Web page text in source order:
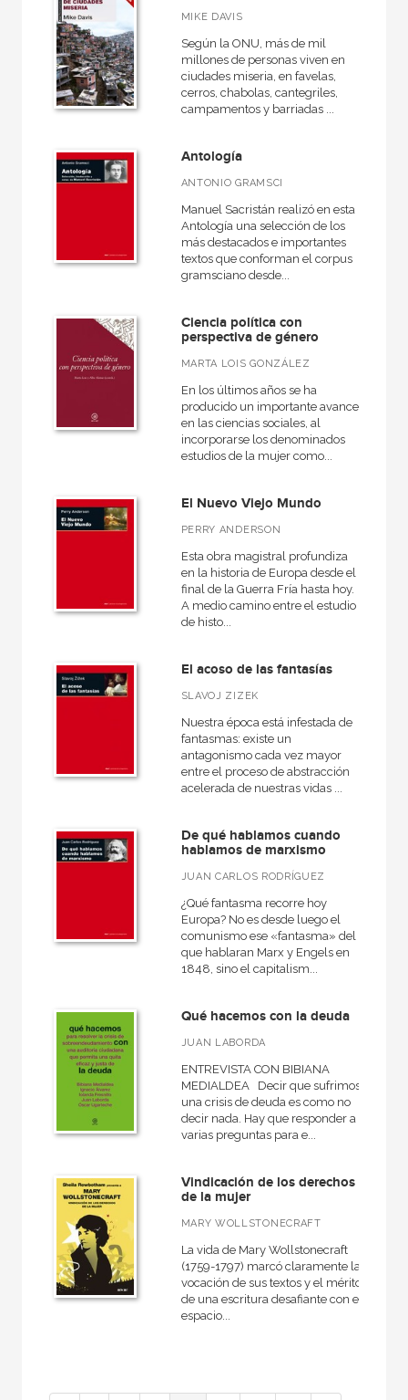
MIKE DAVIS
Según la ONU, más de mil
millones de personas viven en
ciudades miseria, en favelas,
cerros, chabolas, cantegriles,
campamentos y barriadas ...
Antología
ANTONIO GRAMSCI
Manuel Sacristán realizó en esta
Antología una selección de los
más destacados e importantes
textos que conforman el corpus
gramsciano desde...
Ciencia política con
perspectiva de género
MARTA LOIS GONZÁLEZ
En los últimos años se ha
producido un importante avance
en las ciencias sociales, al
incorporarse los denominados
estudios de la mujer como...
El Nuevo Viejo Mundo
PERRY ANDERSON
Esta obra magistral profundiza
en la historia de Europa desde el
final de la Guerra Fría hasta hoy.
A medio camino entre el estudio
de histo...
El acoso de las fantasías
SLAVOJ ZIZEK
Nuestra época está infestada de
fantasmas: existe un
antagonismo cada vez mayor
entre el proceso de abstracción
acelerada de nuestras vidas ...
De qué hablamos cuando
hablamos de marxismo
JUAN CARLOS RODRÍGUEZ
¿Qué fantasma recorre hoy
Europa? No es desde luego el
comunismo ese «fantasma» del
que hablaran Marx y Engels en
1848, sino el capitalism...
Qué hacemos con la deuda
JUAN LABORDA
ENTREVISTA CON BIBIANA
MEDIALDEA Decir que sufrimos
una crisis de deuda es como no
decir nada. Hay que responder a
varias preguntas para e...
Vindicación de los derechos
de la mujer
MARY WOLLSTONECRAFT
La vida de Mary Wollstonecraft
(1759-1797) marcó claramente la
vocación de sus textos y el mérito
de una escritura desafiante con el
espacio...